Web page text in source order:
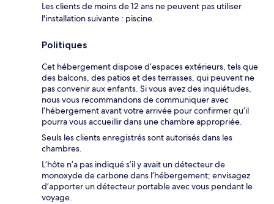
Les clients de moins de 12 ans ne peuvent pas utiliser
l'installation suivante : piscine.
Politiques
Cet hébergement dispose d’espaces extérieurs, tels que
des balcons, des patios et des terrasses, qui peuvent ne
pas convenir aux enfants. Si vous avez des inquiétudes,
nous vous recommandons de communiquer avec
l’hébergement avant votre arrivée pour confirmer qu’il
pourra vous accueillir dans une chambre appropriée.
Seuls les clients enregistrés sont autorisés dans les
chambres.
L’hôte n’a pas indiqué s’il y avait un détecteur de
monoxyde de carbone dans l’hébergement; envisagez
d’apporter un détecteur portable avec vous pendant le
voyage.